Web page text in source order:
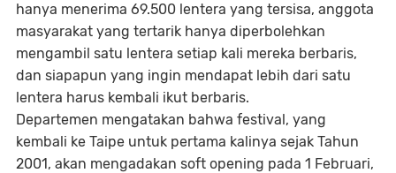
hanya menerima 69.500 lentera yang tersisa, anggota
masyarakat yang tertarik hanya diperbolehkan
mengambil satu lentera setiap kali mereka berbaris,
dan siapapun yang ingin mendapat lebih dari satu
lentera harus kembali ikut berbaris.
Departemen mengatakan bahwa festival, yang
kembali ke Taipe untuk pertama kalinya sejak Tahun
2001, akan mengadakan soft opening pada 1 Februari,